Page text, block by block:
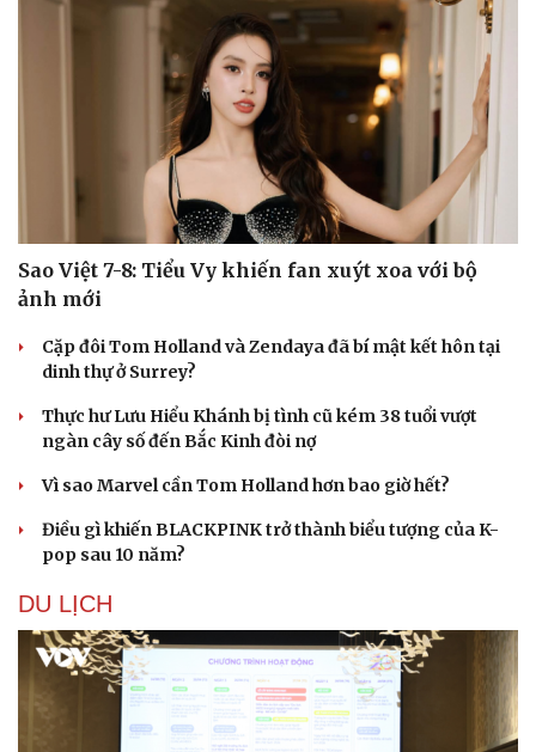
Kể chuyện cho bé
Hạt giống tâm hồn
Sao Việt 7-8: Tiểu Vy khiến fan xuýt xoa với bộ
ảnh mới
Cặp đôi Tom Holland và Zendaya đã bí mật kết hôn tại
dinh thự ở Surrey?
Thực hư Lưu Hiểu Khánh bị tình cũ kém 38 tuổi vượt
ngàn cây số đến Bắc Kinh đòi nợ
Vì sao Marvel cần Tom Holland hơn bao giờ hết?
Điều gì khiến BLACKPINK trở thành biểu tượng của K-
pop sau 10 năm?
DU LỊCH